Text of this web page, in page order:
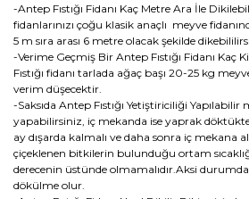
-Antep Fıstığı Fidanı Kaç Metre Ara İle
fidanlarınızı çoğu klasik anaçlı meyve
5 m sıra arası 6 metre olacak şekilde
-Verime Geçmiş Bir Antep Fıstığı Fidanı Kaç
Fıstığı fidanı tarlada ağaç başı 20-25 kg
verim düşecektir.
-Saksıda Antep Fıstığı Yetiştiriciliği
yapabilirsiniz, iç mekanda ise yaprak
ay dışarda kalmalı ve daha sonra iç mekana
çiçeklenen bitkilerin bulunduğu ortam
derecenin üstünde olmamalıdır.Aksi
dökülme olur.